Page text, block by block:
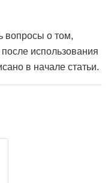
вопросы о том,
использования
в начале статьи.